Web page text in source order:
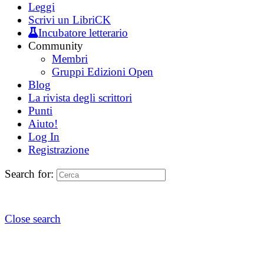
Leggi
Scrivi un LibriCK
Incubatore letterario
Community
Membri
Gruppi Edizioni Open
Blog
La rivista degli scrittori
Punti
Aiuto!
Log In
Registrazione
Search for:
Close search